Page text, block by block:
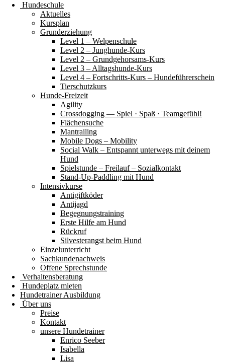
Hundeschule
Aktuelles
Kursplan
Grunderziehung
Level 1 – Welpenschule
Level 2 – Junghunde-Kurs
Level 2 – Grundgehorsams-Kurs
Level 3 – Alltagshunde-Kurs
Level 4 – Fortschritts-Kurs – Hundeführerschein
Tierschutzkurs
Hunde-Freizeit
Agility
Crossdogging — Spiel · Spaß · Teamgefühl!
Flächensuche
Mantrailing
Mobile Dogs – Mobility
Social Walk – Entspannt unterwegs mit deinem
Hund
Spielstunde – Freilauf – Sozialkontakt
Stand-Up-Paddling mit Hund
Intensivkurse
Antigiftköder
Antijagd
Begegnungstraining
Erste Hilfe am Hund
Rückruf
Silvesterangst beim Hund
Einzelunterricht
Sachkundenachweis
Offene Sprechstunde
Verhaltensberatung
Hundeplatz mieten
Hundetrainer Ausbildung
Über uns
Preise
Kontakt
unsere Hundetrainer
Enrico Seeber
Isabella
Lisa